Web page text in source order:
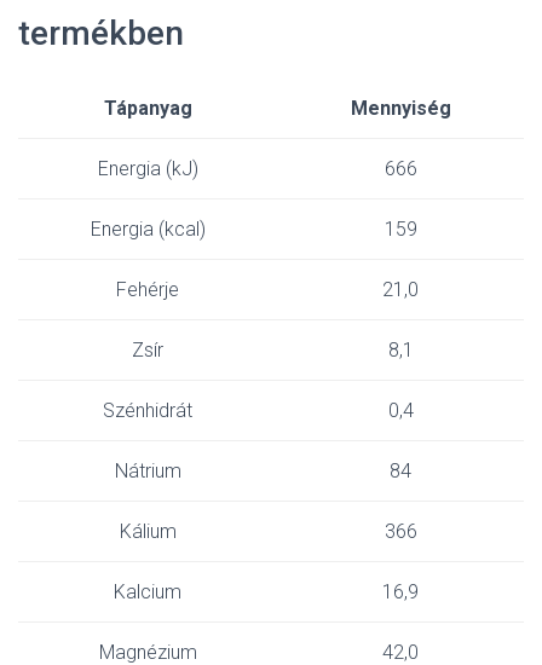
termékben
Tápanyag Mennyiség
Energia (kJ) 666
Energia (kcal) 159
Fehérje 21,0
Zsír 8,1
Szénhidrát 0,4
Nátrium 84
Kálium 366
Kalcium 16,9
Magnézium 42,0